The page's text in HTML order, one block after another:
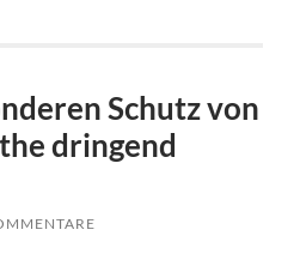
Schutz von
dringend